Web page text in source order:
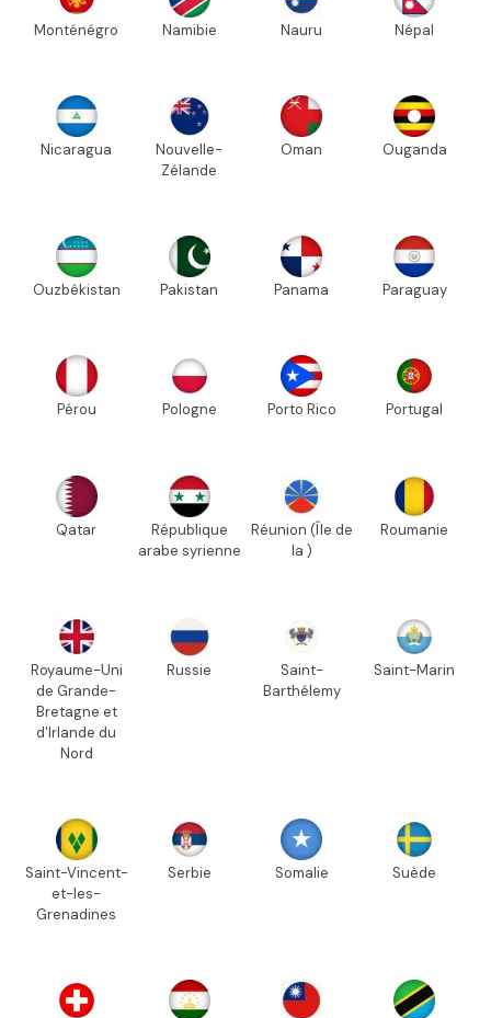
Monténégro Namibie Nauru Népal
Nicaragua
Nouvelle-
Zélande
Oman Ouganda
Ouzbékistan Pakistan Panama Paraguay
Pérou Pologne Porto Rico Portugal
Qatar
République
arabe syrienne
Réunion (Île de
la )
Roumanie
Royaume-Uni
de Grande-
Bretagne et
d'Irlande du
Nord
Russie
Saint-
Barthélemy
Saint-Marin
Saint-Vincent-
et-les-
Grenadines
Serbie Somalie Suède